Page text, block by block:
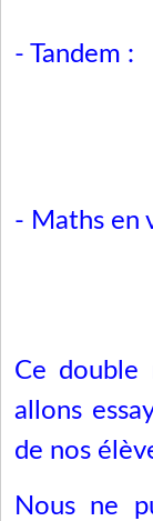
- Tandem :
- Maths en
Ce double
allons
de nos
Nous ne